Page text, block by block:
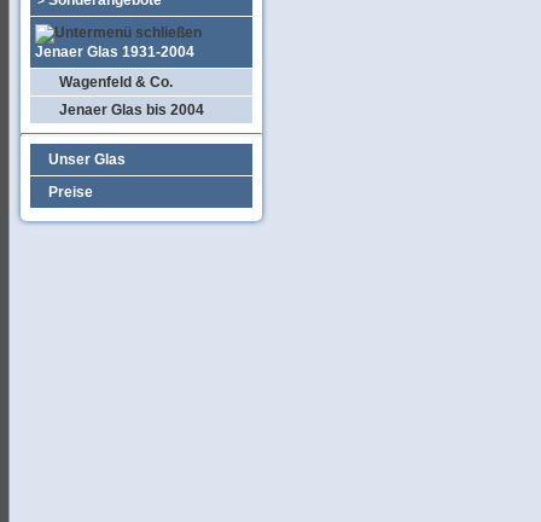
Jenaer Glas 1931-2004
Wagenfeld & Co.
Jenaer Glas bis 2004
Unser Glas
Preise